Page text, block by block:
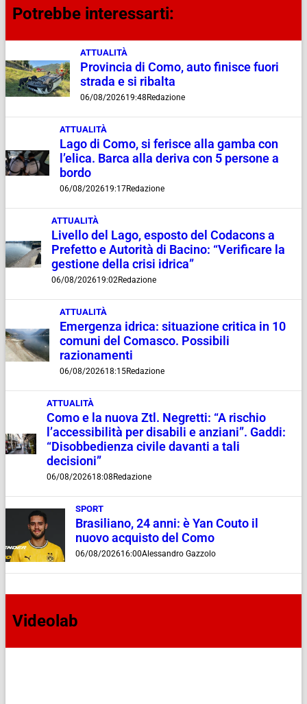
Potrebbe interessarti:
ATTUALITÀ
Provincia di Como, auto finisce fuori
strada e si ribalta
06/08/202619:48 Redazione
ATTUALITÀ
Lago di Como, si ferisce alla gamba con
l’elica. Barca alla deriva con 5 persone a
bordo
06/08/202619:17Redazione
ATTUALITÀ
Livello del Lago, esposto del Codacons a
Prefetto e Autorità di Bacino: “Verificare la
gestione della crisi idrica”
06/08/202619:02Redazione
ATTUALITÀ
Emergenza idrica: situazione critica in 10
comuni del Comasco. Possibili
razionamenti
06/08/202618:15Redazione
ATTUALITÀ
Como e la nuova Ztl. Negretti: “A rischio
l’accessibilità per disabili e anziani”. Gaddi:
“Disobbedienza civile davanti a tali
decisioni”
06/08/202618:08 Redazione
SPORT
Brasiliano, 24 anni: è Yan Couto il
nuovo acquisto del Como
06/08/202616:00Alessandro Gazzolo
Videolab